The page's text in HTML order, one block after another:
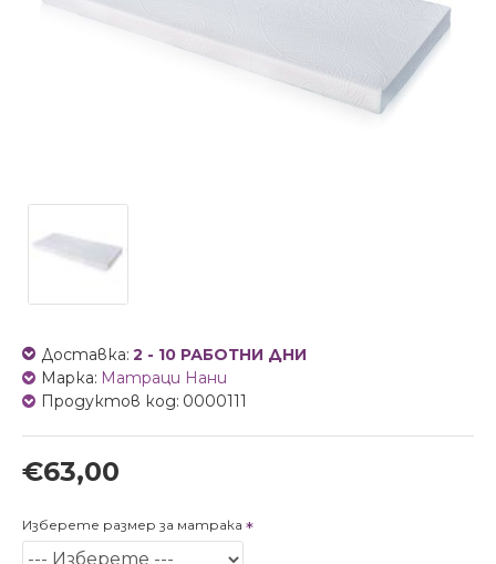
€63,00
Доставка: 2 - 10 РАБОТНИ ДНИ
Марка: Матраци Нани
Продуктов код: 0000111
Изберете размер за матрака